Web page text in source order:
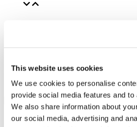
This website uses cookies
We use cookies to personalise
provide social media features and
We also share information about
our social media, advertising and